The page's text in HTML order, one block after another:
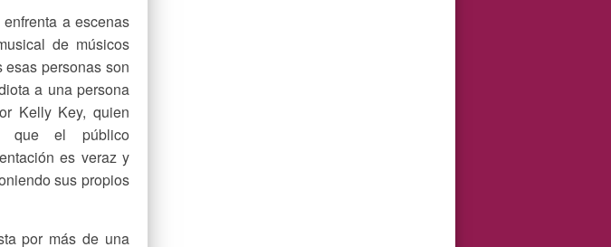
a escenas
de músicos
personas son
a una persona
Kelly Key, quien
que el público
es veraz y
sus propios
por más de una